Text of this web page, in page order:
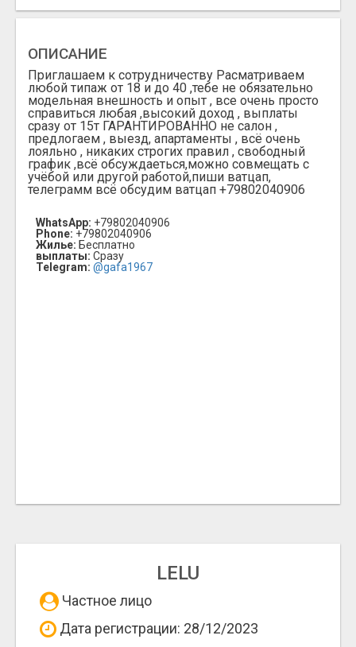
ОПИСАНИЕ
Приглашаем к сотрудничеству Расматриваем
любой типаж от 18 и до 40 ,тебе не обязательно
модельная внешность и опыт , все очень просто
справиться любая ,высокий доход , выплаты
сразу от 15т ГАРАНТИРОВАННО не салон ,
предлогаем , выезд, апартаменты , всё очень
лояльно , никаких строгих правил , свободный
график ,всё обсуждаеться,можно совмещать с
учёбой или другой работой,пиши ватцап,
телеграмм всё обсудим ватцап +79802040906
WhatsApp: +79802040906
Phone: +79802040906
Жилье: Бесплатно
выплаты: Сразу
Telegram: @gafa1967
LELU
Частное лицо
Дата регистрации: 28/12/2023